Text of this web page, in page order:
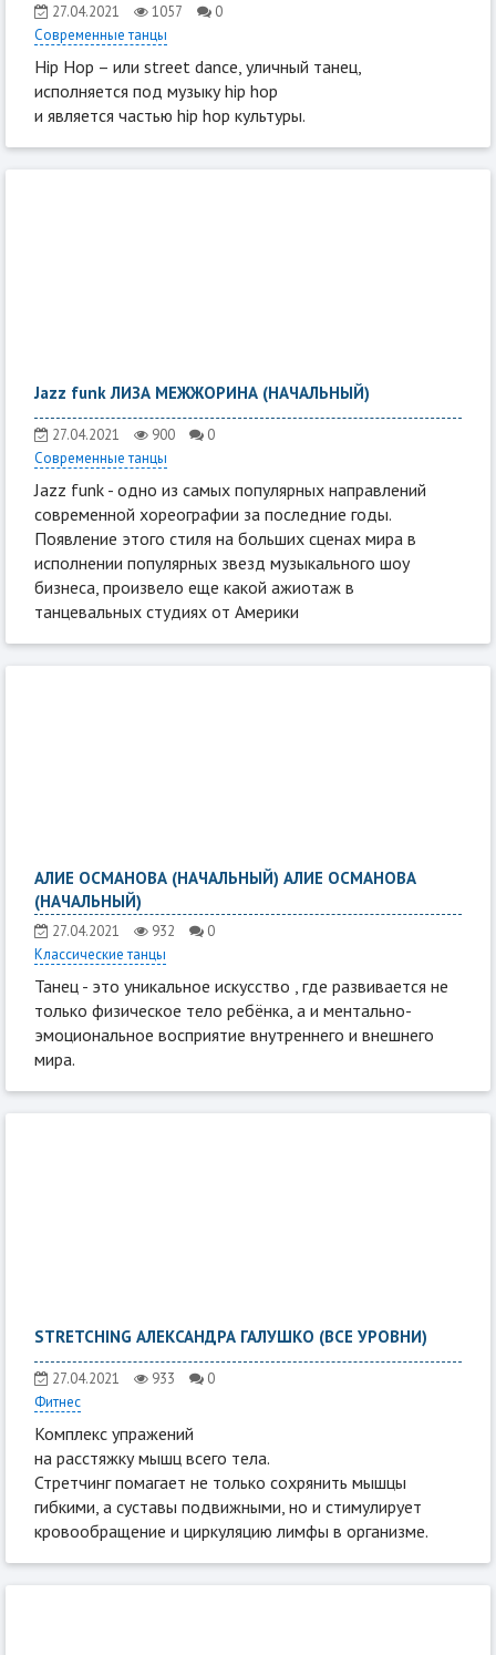
27.04.2021 1057
0
Современные танцы
Hip Hop – или street dance, уличный танец,
исполняется под музыку hip hop
и является частью hip hop культуры.
Jazz funk ЛИЗА МЕЖЖОРИНА (НАЧАЛЬНЫЙ)
27.04.2021 900
0
Современные танцы
Jazz funk - одно из самых популярных направлений
современной хореографии за последние годы.
Появление этого стиля на больших сценах мира в
исполнении популярных звезд музыкального шоу
бизнеса, произвело еще какой ажиотаж в
танцевальных студиях от Америки
АЛИЕ ОСМАНОВА (НАЧАЛЬНЫЙ) АЛИЕ ОСМАНОВА
(НАЧАЛЬНЫЙ)
27.04.2021 932
0
Классические танцы
Танец - это уникальное искусство , где развивается не
только физическое тело ребёнка, а и ментально-
эмоциональное восприятие внутреннего и внешнего
мира.
STRETCHING АЛЕКСАНДРА ГАЛУШКО (ВСЕ УРОВНИ)
27.04.2021 933
0
Фитнес
Комплекс упражений
на расстяжку мышц всего тела.
Стретчинг помагает не только сохрянить мышцы
гибкими, а суставы подвижными, но и стимулирует
кровообращение и циркуляцию лимфы в организме.